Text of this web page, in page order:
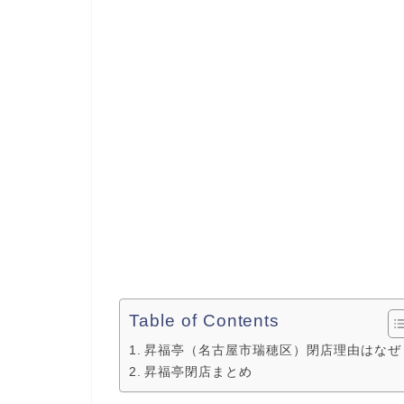
Table of Contents
昇福亭（名古屋市瑞穂区）閉店理由はなぜ
昇福亭閉店まとめ